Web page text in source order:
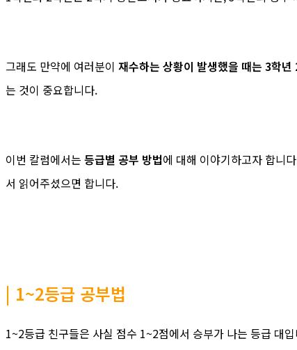
그래도 만약에 여러분이 재수하는 상황이 발생했을 때는 3학년
는 것이 중요합니다.
이번 칼럼에서는 등급별 공부 방법에 대해 이야기하고자 합니
서 읽어주셨으면 합니다.
| 1~2등급 공부법
1~2등급 친구들은 사실 점수 1~2점에서 승부가 나는 등급 대